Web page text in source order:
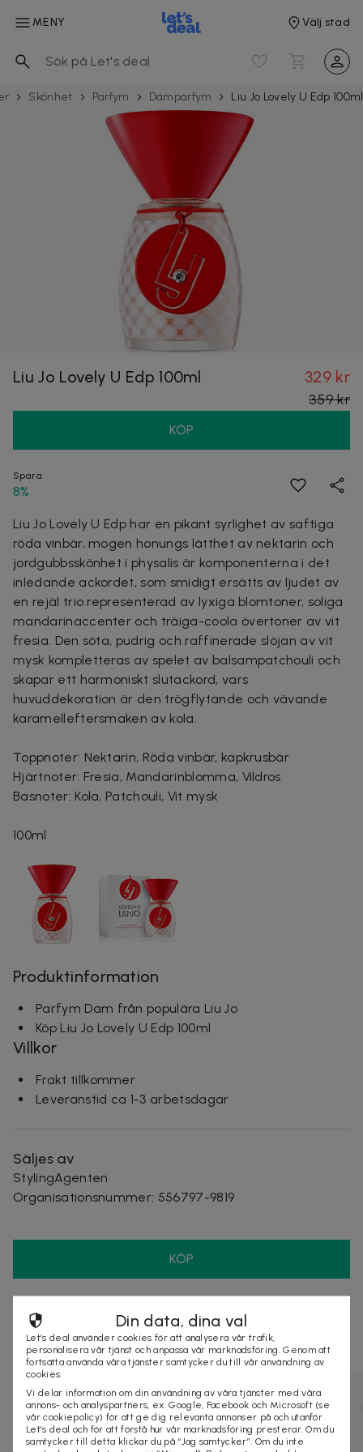
MENY Välj stad
Skönhet Parfym Damparfym Liu Jo Lovely U Edp 100ml
Liu Jo Lovely U Edp 100ml 329 kr
359 kr
KÖP
Spara
8%
Liu Jo Lovely U Edp har en pikant syrlighet av saftiga
röda vinbär, mogen honungs lätthet av nektarin och
jordgubbsskönhet i physalis är komponenterna i det
inledande ackordet, som smidigt ersätts av ljudet av
en rejäl trio representerad av lyxiga blomtoner, soliga
mandarinaccenter och träiga-coola övertoner av vit
fresia. Den söta, pudrig och raffinerade slöjan av vit
mysk kompletteras av spelet av balsampatchouli och
skapar ett harmoniskt slutackord, vars
huvuddekoration är den trögflytande och vävande
karamelleftersmaken av kola.
Toppnoter: Nektarin, Röda vinbär, kapkrusbär
Hjärtnoter: Fresia, Mandarinblomma, Vildros
Basnoter: Kola, Patchouli, Vit mysk
100ml
Produktinformation
Parfym Dam från populära Liu Jo
Köp Liu Jo Lovely U Edp 100ml
Villkor
Frakt tillkommer
Leveranstid ca 1-3 arbetsdagar
Säljes av
StylingAgenten
Organisationsnummer: 556797-9819
KÖP
Andra som kollat på dealen ovan tittar även
på
Din data, dina val
Let’s deal använder cookies för att analysera vår trafik,
personalisera vår tjänst och anpassa vår marknadsföring. Genom att
fortsätta använda våra tjänster samtycker du till vår användning av
cookies.
Vi delar information om din användning av våra tjänster med våra
annons- och analyspartners, ex. Google, Facebook och Microsoft (se
vår cookiepolicy) för att ge dig relevanta annonser på och utanför
Let’s deal och för att förstå hur vår marknadsföring presterar. Om du
samtycker till detta klickar du på “Jag samtycker”. Om du inte